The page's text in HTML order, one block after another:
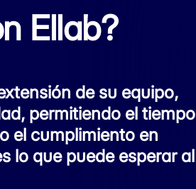
Ellab?
de su equipo,
permitiendo el tiempo
el cumplimiento en
lo que puede esperar al